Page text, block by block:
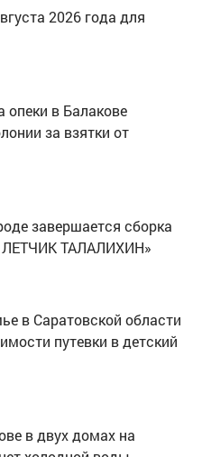
2026 года для
в Балакове
за взятки от
завершается сборка
ЛЕТЧИК ТАЛАЛИХИН»
в Саратовской области
путевки в детский
в двух домах на